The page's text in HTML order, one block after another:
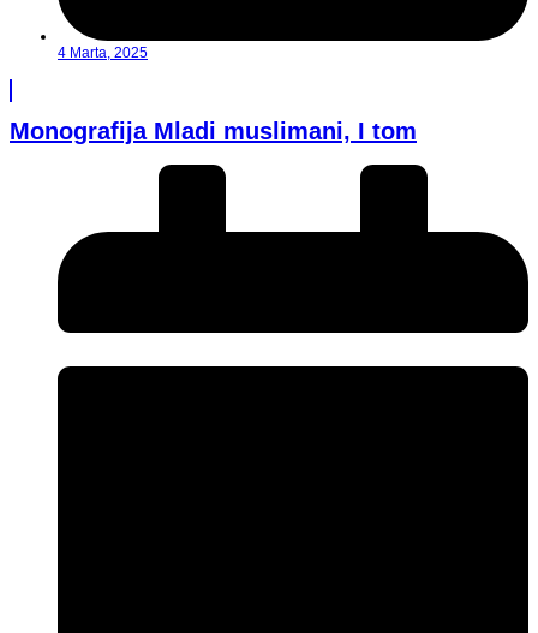
4 Marta, 2025
Monografija Mladi muslimani, I tom